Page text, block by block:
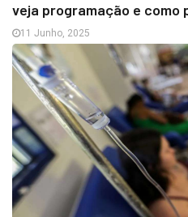
veja programação e como
11 Junho, 2025